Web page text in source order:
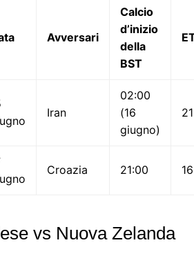
Avversari
Calcio
d’inizio
della
BST
Iran
02:00
(16
giugno)
Croazia 21:00
vs Nuova Zelanda